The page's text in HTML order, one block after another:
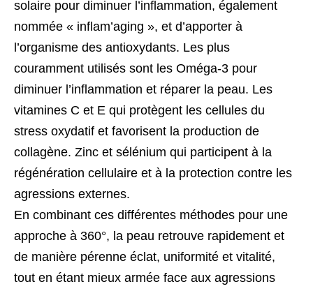
solaire pour diminuer l’inflammation, également
nommée « inflam’aging », et d’apporter à
l’organisme des antioxydants. Les plus
couramment utilisés sont les Oméga-3 pour
diminuer l’inflammation et réparer la peau. Les
vitamines C et E qui protègent les cellules du
stress oxydatif et favorisent la production de
collagène. Zinc et sélénium qui participent à la
régénération cellulaire et à la protection contre les
agressions externes.
En combinant ces différentes méthodes pour une
approche à 360°, la peau retrouve rapidement et
de manière pérenne éclat, uniformité et vitalité,
tout en étant mieux armée face aux agressions